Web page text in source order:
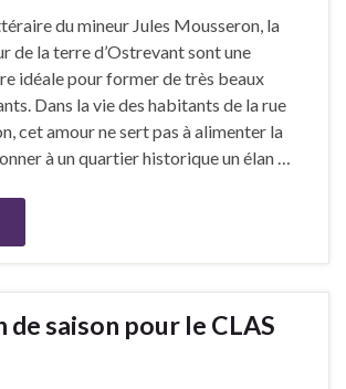
du mineur Jules Mousseron, la
de la terre d’Ostrevant sont une
idéale pour former de très beaux
Dans la vie des habitants de la rue
cet amour ne sert pas à alimenter la
à un quartier historique un élan …
de saison pour le CLAS